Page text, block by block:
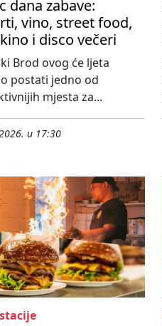
dana zabave:
vino, street food,
i disco večeri
Brod ovog će ljeta
postati jedno od
mjesta za...
u 17:30